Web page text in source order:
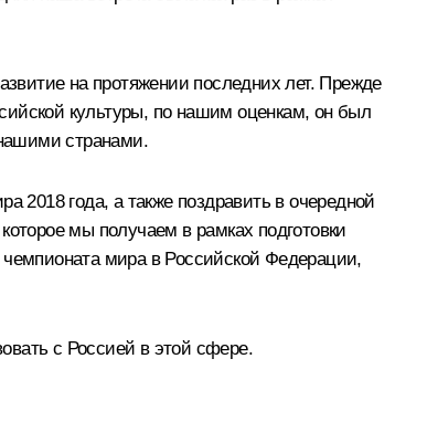
на протяжении последних лет. Прежде
культуры, по нашим оценкам, он был
странами.
2018 года, а также поздравить в очередной
мы получаем в рамках подготовки
чемпионата мира в Российской Федерации,
с Россией в этой сфере.